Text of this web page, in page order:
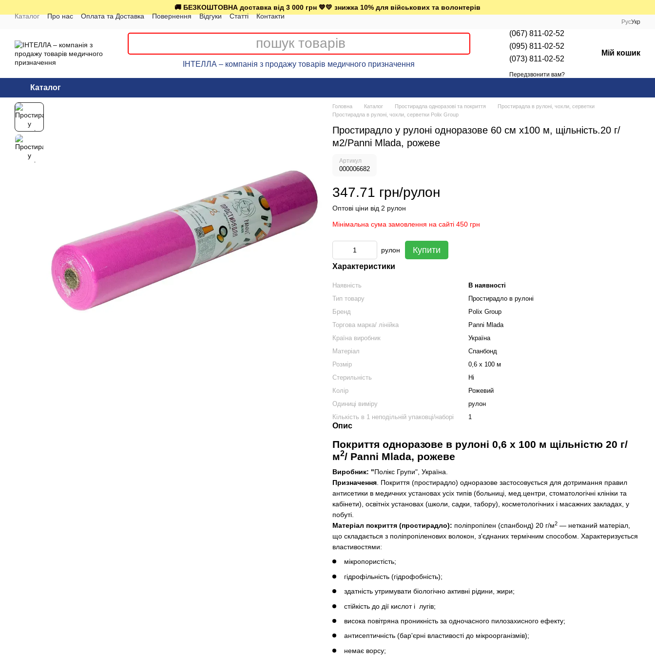
🚚 БЕЗКОШТОВНА доставка від 3 000 грн 💙💛 знижка 10% для військових та волонтерів
Каталог
Про нас Оплата та Доставка Повернення Відгуки Статті Контакти
РусУкр
ІНТЕЛЛА – компанія з продажу товарів медичного призначення
(067) 811-02-52
(095) 811-02-52
(073) 811-02-52
Передзвонити вам?
Мій кошик
Каталог
Головна Каталог Простирадла одноразові та покриття
Простирадла в рулоні, чохли, серветки
Простирадла в рулоні, чохли, серветки Polix Group
Простирадло у рулоні одноразове 60 см х100 м, щільність.20 г/
м2/Panni Mlada, рожеве
Артикул
000006682
347.71 грн/рулон
Оптові ціни від 2 рулон
Мінімальна сума замовлення на сайті 450 грн
рулон Купити
Характеристики
Наявність
В наявності
Тип товару
Простирадло в рулоні
Бренд
Polix Group
Торгова марка/ лінійка
Panni Mladа
Країна виробник
Україна
Матеріал
Спанбонд
Розмір
0,6 х 100 м
Стерильність
Ні
Колір
Рожевий
Одиниці виміру
рулон
Кількість в 1 неподільній упаковці/наборі
1
Опис
Покриття одноразове в рулоні 0,6 х 100 м щільністю 20 г/
м2/ Panni Mladа, рожеве
Виробник: "Полікс Групи", Україна.
Призначення . Покриття (простирадло) одноразове застосовується для дотримання правил
антисетики в медичних установах усіх типів (больниці, мед.центри, стоматологічні клініки та
кабінети), освітніх установах (школи, садки, табору), косметологічних і масажних закладах, у
побуті.
Матеріал покриття (простирадло): поліпропілен (спанбонд) 20 г/м2 — нетканий матеріал,
що складається з поліпропіленових волокон, з'єднаних термічним способом. Характеризується
властивостями:
мікропористість;
гідрофільність (гідрофобність);
здатність утримувати біологічно активні рідини, жири;
стійкість до дії кислот і лугів;
висока повітряна проникність за одночасного пилозахисного ефекту;
антисептичність (бар'єрні властивості до мікроорганізмів);
немає ворсу;